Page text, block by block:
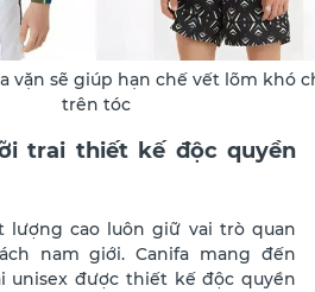
vặn sẽ giúp hạn chế vết lõm khó
trên tóc
trai thiết kế độc quyền
lượng cao luôn giữ vai trò quan
nam giới. Canifa mang đến
unisex được thiết kế độc quyền